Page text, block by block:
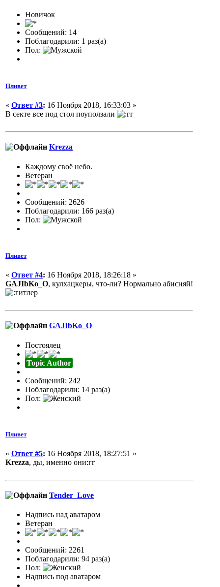
Новичок
Сообщений: 14
Поблагодарили: 1 раз(а)
Пол:
Пливет
« Ответ #3: 16 Ноября 2018, 16:33:03 »
В секте все под стол поуползали
Krezza
Каждому своё небо.
Ветеран
Сообщений: 2626
Поблагодарили: 166 раз(а)
Пол:
Пливет
« Ответ #4: 16 Ноября 2018, 18:26:18 »
GAJIbKo_O, кулхацкеры, что-ли? Нормально абисняй!
GAJIbKo_O
Постоялец
Topic Author
Сообщений: 242
Поблагодарили: 14 раз(а)
Пол:
Пливет
« Ответ #5: 16 Ноября 2018, 18:27:51 »
Krezza, ды, именно они:гг
Tender_Love
Надпись над аватаром
Ветеран
Сообщений: 2261
Поблагодарили: 94 раз(а)
Пол:
Надпись под аватаром